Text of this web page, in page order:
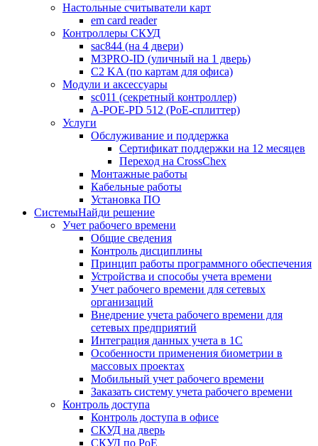
Настольные считыватели карт
em card reader
Контроллеры СКУД
sac844 (на 4 двери)
M3PRO-ID (уличный на 1 дверь)
C2 KA (по картам для офиса)
Модули и аксессуары
sc011 (секретный контроллер)
A-POE-PD 512 (PoE-сплиттер)
Услуги
Обслуживание и поддержка
Сертификат поддержки на 12 месяцев
Переход на CrossChex
Монтажные работы
Кабельные работы
Установка ПО
СистемыНайди решение
Учет рабочего времени
Общие сведения
Контроль дисциплины
Принцип работы программного обеспечения
Устройства и способы учета времени
Учет рабочего времени для сетевых
организаций
Внедрение учета рабочего времени для
сетевых предприятий
Интеграция данных учета в 1С
Особенности применения биометрии в
массовых проектах
Мобильный учет рабочего времени
Заказать систему учета рабочего времени
Контроль доступа
Контроль доступа в офисе
СКУД на дверь
СКУД по PoE